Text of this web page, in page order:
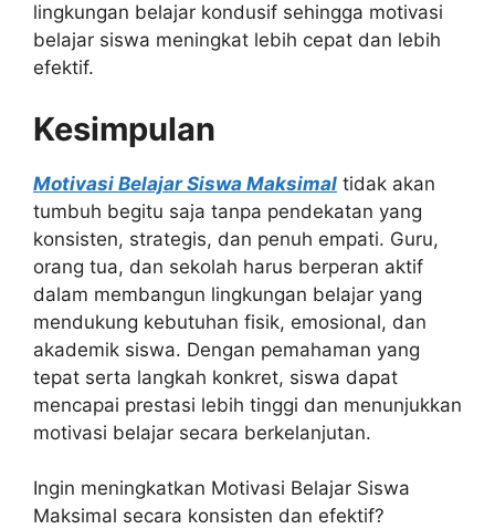
lingkungan belajar kondusif sehingga motivasi
belajar siswa meningkat lebih cepat dan lebih
efektif.
Kesimpulan
Motivasi Belajar Siswa Maksimal tidak akan
tumbuh begitu saja tanpa pendekatan yang
konsisten, strategis, dan penuh empati. Guru,
orang tua, dan sekolah harus berperan aktif
dalam membangun lingkungan belajar yang
mendukung kebutuhan fisik, emosional, dan
akademik siswa. Dengan pemahaman yang
tepat serta langkah konkret, siswa dapat
mencapai prestasi lebih tinggi dan menunjukkan
motivasi belajar secara berkelanjutan.
Ingin meningkatkan Motivasi Belajar Siswa
Maksimal secara konsisten dan efektif?